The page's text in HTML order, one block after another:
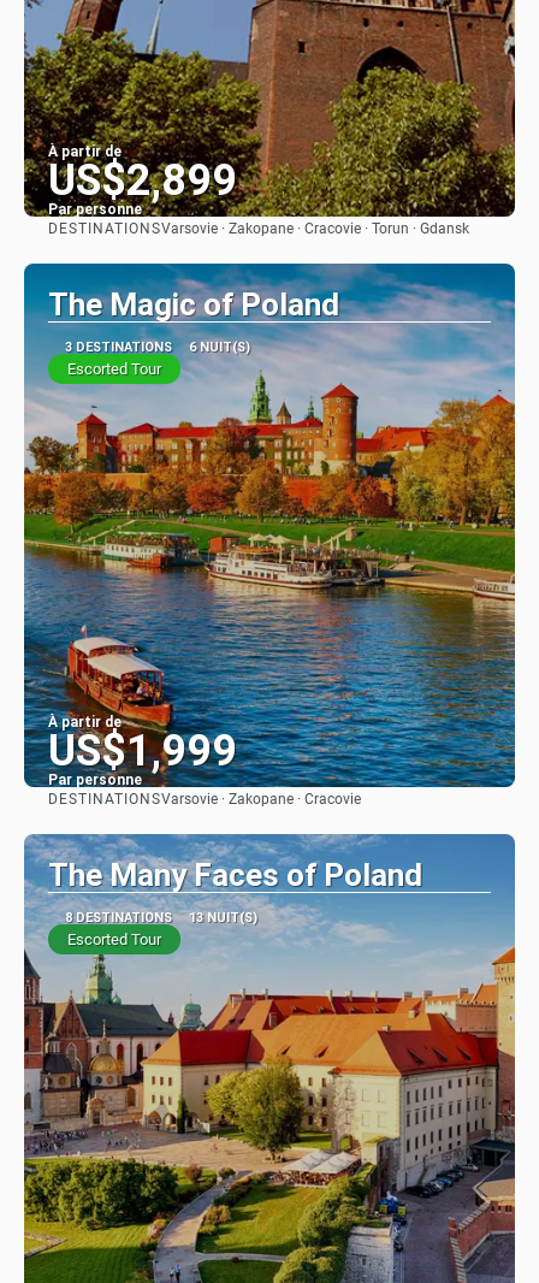
À partir de
US$2,899
Par personne
Afficher
DESTINATIONSVarsovie · Zakopane · Cracovie · Torun · Gdansk
The Magic of Poland
3 DESTINATIONS 6 NUIT(S)
Escorted Tour
À partir de
US$1,999
Par personne
Afficher
DESTINATIONSVarsovie · Zakopane · Cracovie
The Many Faces of Poland
8 DESTINATIONS 13 NUIT(S)
Escorted Tour